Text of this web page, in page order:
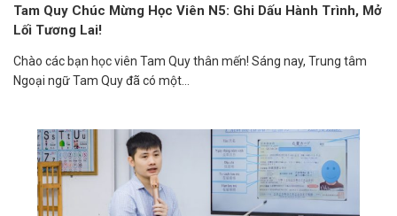
Tam Quy Chúc Mừng Học Viên N5: Ghi Dấu Hành Trình, Mở
Lối Tương Lai!
Chào các bạn học viên Tam Quy thân mến! Sáng nay, Trung tâm
Ngoại ngữ Tam Quy đã có một...